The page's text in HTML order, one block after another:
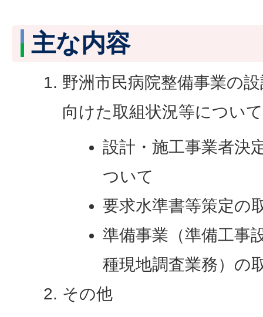
主な内容
野洲市民病院整備事業の
向けた取組状況等について
設計・施工事業者決
ついて
要求水準書等策定の
準備事業（準備工事
種現地調査業務）の
その他